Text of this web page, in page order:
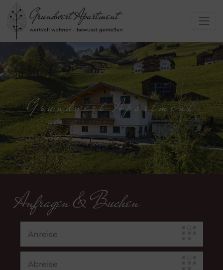
Grundwert Apartment
Anfragen & Buchen